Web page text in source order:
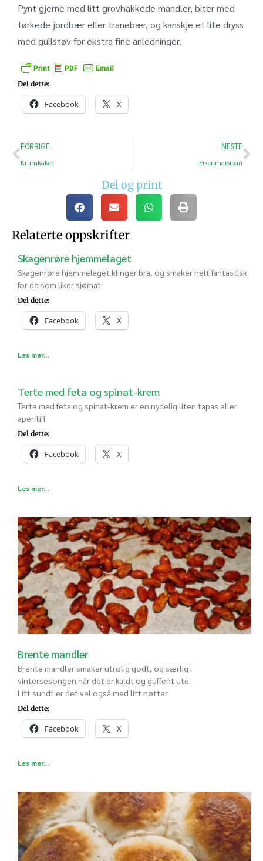
Pynt gjerne med litt grovhakkede mandler, biter med
tørkede jordbær eller tranebær, og kanskje et lite dryss
med gullstøv for ekstra fine anledninger.
Del dette:
Facebook X
FORRIGE
Krumkaker
NESTE
Fikenmarsipan
Del og print
Relaterte oppskrifter
Skagenrøre hjemmelaget
Skagenrøre hjemmelaget klinger bra, og smaker helt fantastisk
for de som liker sjømat
Del dette:
Facebook X
Les mer...
Terte med feta og spinat-krem
Terte med feta og spinat-krem er en nydelig liten tapas eller
aperitiff.
Del dette:
Facebook X
Les mer...
Brente mandler
Brente mandler smaker utrolig godt, og særlig i
vintersesongen når det er kaldt og guffent ute.
Litt sundt er det vel også med litt nøtter
Del dette:
Facebook X
Les mer...